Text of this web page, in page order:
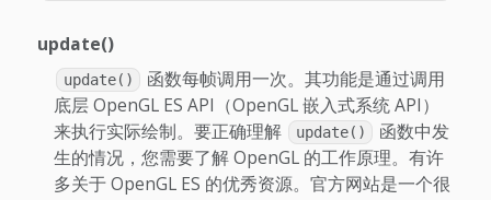
update()
update()
函数每帧调用一次。其功能是通过调用
底层 OpenGL ES API（OpenGL 嵌入式系统 API）
来执行实际绘制。要正确理解
update()
函数中发
生的情况，您需要了解 OpenGL 的工作原理。有许
多关于 OpenGL ES 的优秀资源。官方网站是一个很